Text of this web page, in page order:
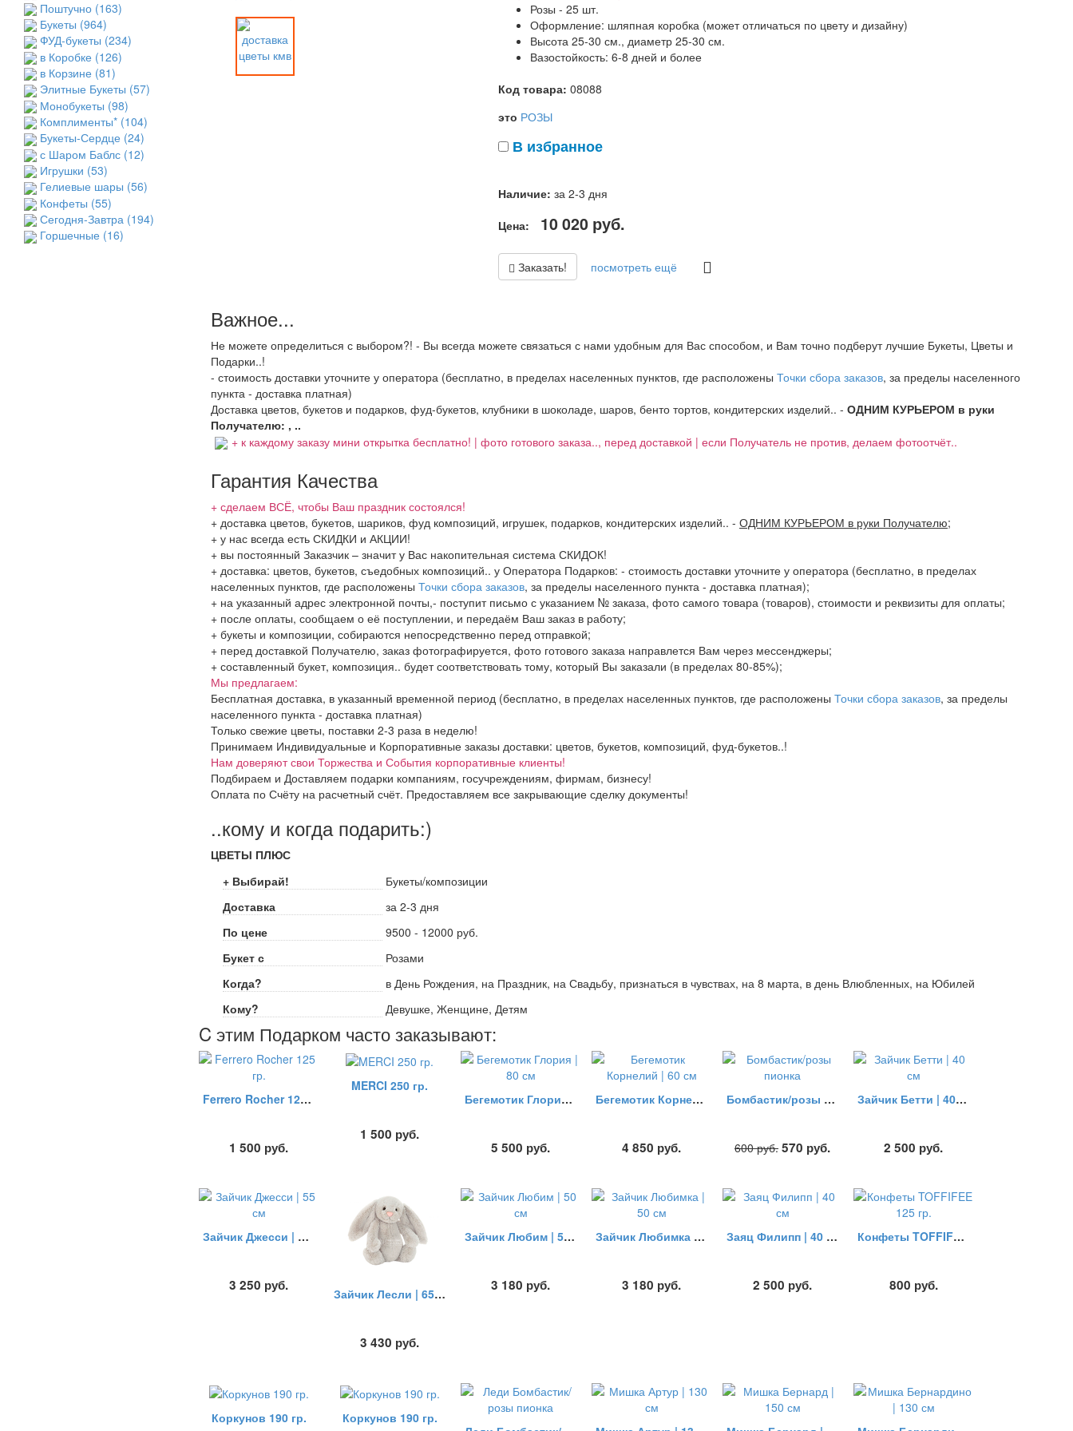
Поштучно (163)
Букеты (964)
ФУД-букеты (234)
в Коробке (126)
в Корзине (81)
Элитные Букеты (57)
Монобукеты (98)
Комплименты* (104)
Букеты-Сердце (24)
с Шаром Баблс (12)
Игрушки (53)
Гелиевые шары (56)
Конфеты (55)
Сегодня-Завтра (194)
Горшечные (16)
Розы - 25 шт.
Оформление: шляпная коробка (может отличаться по цвету и дизайну)
Высота 25-30 см., диаметр 25-30 см.
Вазостойкость: 6-8 дней и более
Код товара: 08088
это РОЗЫ
В избранное
Наличие: за 2-3 дня
Цена:
10 020 руб.
Заказать! посмотреть ещё
Важное...
Не можете определиться с выбором?! - Вы всегда можете связаться с нами удобным для Вас способом, и Вам точно подберут лучшие Букеты, Цветы и
Подарки..!
- стоимость доставки уточните у оператора (бесплатно, в пределах населенных пунктов, где расположены Точки сбора заказов, за пределы населенного
пункта - доставка платная)
Доставка цветов, букетов и подарков, фуд-букетов, клубники в шоколаде, шаров, бенто тортов, кондитерских изделий.. - ОДНИМ КУРЬЕРОМ в руки
Получателю: , ..
+ к каждому заказу мини открытка бесплатно! | фото готового заказа.., перед доставкой | если Получатель не против, делаем фотоотчёт..
Гарантия Качества
+ сделаем ВСЁ, чтобы Ваш праздник состоялся!
+ доставка цветов, букетов, шариков, фуд композиций, игрушек, подарков, кондитерских изделий.. - ОДНИМ КУРЬЕРОМ в руки Получателю;
+ у нас всегда есть СКИДКИ и АКЦИИ!
+ вы постоянный Заказчик – значит у Вас накопительная система СКИДОК!
+ доставка: цветов, букетов, съедобных композиций.. у Оператора Подарков: - стоимость доставки уточните у оператора (бесплатно, в пределах
населенных пунктов, где расположены Точки сбора заказов, за пределы населенного пункта - доставка платная);
+ на указанный адрес электронной почты,- поступит письмо с указанием № заказа, фото самого товара (товаров), стоимости и реквизиты для оплаты;
+ после оплаты, сообщаем о её поступлении, и передаём Ваш заказ в работу;
+ букеты и композиции, собираются непосредственно перед отправкой;
+ перед доставкой Получателю, заказ фотографируется, фото готового заказа направлется Вам через мессенджеры;
+ составленный букет, композиция.. будет соответствовать тому, который Вы заказали (в пределах 80-85%);
Мы предлагаем:
Бесплатная доставка, в указанный временной период (бесплатно, в пределах населенных пунктов, где расположены Точки сбора заказов, за пределы
населенного пункта - доставка платная)
Только свежие цветы, поставки 2-3 раза в неделю!
Принимаем Индивидуальные и Корпоративные заказы доставки: цветов, букетов, композиций, фуд-букетов..!
Нам доверяют свои Торжества и События корпоративные клиенты!
Подбираем и Доставляем подарки компаниям, госучреждениям, фирмам, бизнесу!
Оплата по Счёту на расчетный счёт. Предоставляем все закрывающие сделку документы!
..кому и когда подарить:)
ЦВЕТЫ ПЛЮС
+ Выбирай!
Букеты/композиции
Доставка
за 2-3 дня
По цене
9500 - 12000 руб.
Букет с
Розами
Когда?
в День Рождения, на Праздник, на Свадьбу, признаться в чувствах, на 8 марта, в день Влюбленных, на Юбилей
Кому?
Девушке, Женщине, Детям
C этим Подарком часто заказывают:
Ferrero Rocher 125 гр.
1 500 руб.
MERCI 250 гр.
1 500 руб.
Бегемотик Глория | 80 см
5 500 руб.
Бегемотик Корнелий | 60 см
4 850 руб.
Бомбастик/розы пионка
600руб. 570 руб.
Зайчик Бетти | 40 см
2 500 руб.
Зайчик Джесси | 55 см
3 250 руб. Зайчик Лесли | 65 см
3 430 руб.
Зайчик Любим | 50 см
3 180 руб.
Зайчик Любимка | 50 см
3 180 руб.
Заяц Филипп | 40 см
2 500 руб.
Конфеты TOFFIFEE 125 гр.
800 руб.
Коркунов 190 гр.
Коркунов 190 гр.